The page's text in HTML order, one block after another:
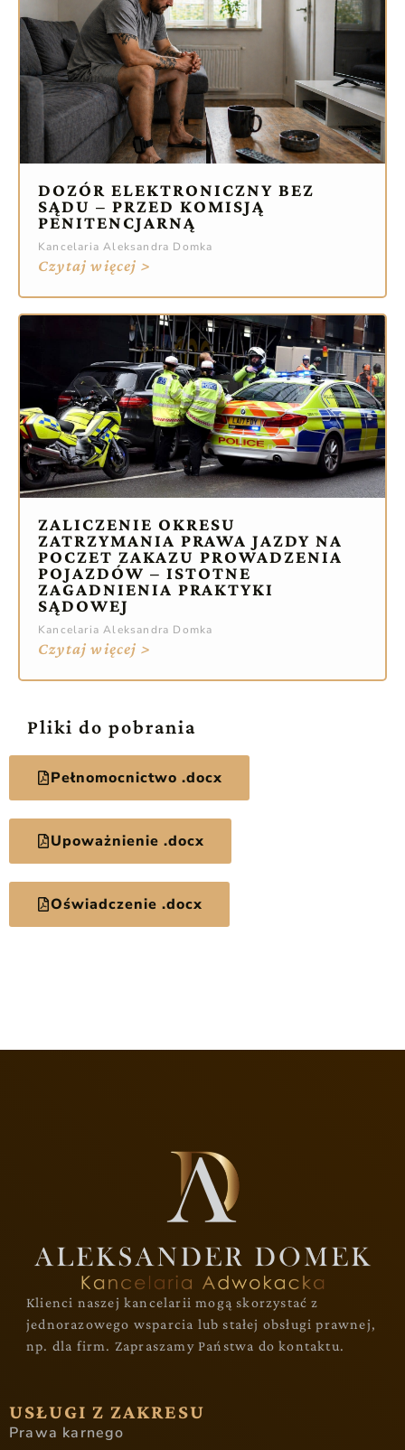
DOZÓR ELEKTRONICZNY BEZ
SĄDU – PRZED KOMISJĄ
PENITENCJARNĄ
Kancelaria Aleksandra Domka
Czytaj więcej >
ZALICZENIE OKRESU
ZATRZYMANIA PRAWA JAZDY NA
POCZET ZAKAZU PROWADZENIA
POJAZDÓW – ISTOTNE
ZAGADNIENIA PRAKTYKI
SĄDOWEJ
Kancelaria Aleksandra Domka
Czytaj więcej >
Pliki do pobrania
Pełnomocnictwo .docx
Upoważnienie .docx
Oświadczenie .docx
Klienci naszej kancelarii mogą skorzystać z
jednorazowego wsparcia lub stałej obsługi prawnej,
np. dla firm. Zapraszamy Państwa do kontaktu.
USŁUGI Z ZAKRESU
Prawa karnego